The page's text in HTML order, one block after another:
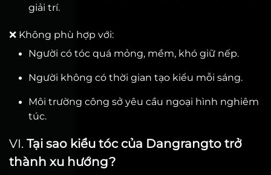
giải trí.
❌ Không phù hợp với:
Người có tóc quá mỏng, mềm, khó giữ nếp.
Người không có thời gian tạo kiểu mỗi sáng.
Môi trường công sở yêu cầu ngoại hình nghiêm
túc.
VI. Tại sao kiểu tóc của Dangrangto trở
thành xu hướng?